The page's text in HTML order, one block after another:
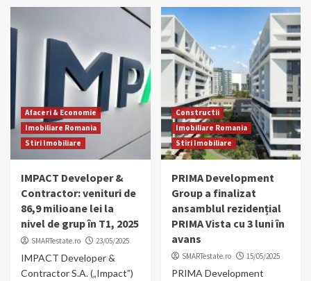
Afaceri & Economie
Imobiliare Romania
Stiri Imobiliare
IMPACT Developer &
Contractor: venituri de
86,9 milioane lei la
nivel de grup în T1, 2025
SMARTestate.ro 23/05/2025
IMPACT Developer &
Contractor S.A. („Impact”)
Constructii
Imobiliare Romania
Stiri Imobiliare
PRIMA Development
Group a finalizat
ansamblul rezidențial
PRIMA Vista cu 3 luni în
avans
SMARTestate.ro 15/05/2025
PRIMA Development